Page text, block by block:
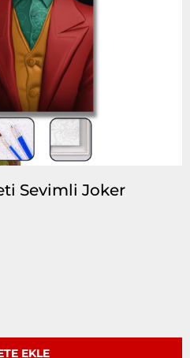
Sevimli Joker